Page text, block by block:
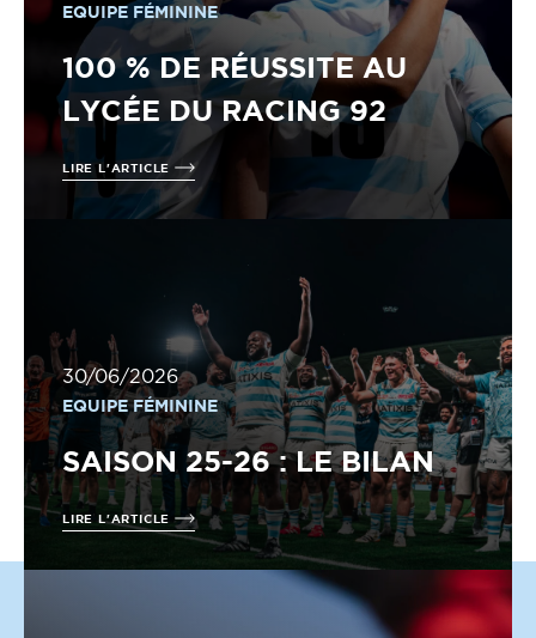
EQUIPE FÉMININE
100 % DE RÉUSSITE AU
LYCÉE DU RACING 92
LIRE L'ARTICLE
30/06/2026
EQUIPE FÉMININE
SAISON 25-26 : LE BILAN
LIRE L'ARTICLE